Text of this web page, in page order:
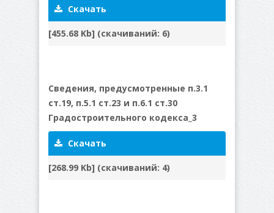
Скачать
[455.68 Kb] (cкачиваний: 6)
Сведения, предусмотренные п.3.1
ст.19, п.5.1 ст.23 и п.6.1 ст.30
Градостроительного кодекса_3
Скачать
[268.99 Kb] (cкачиваний: 4)